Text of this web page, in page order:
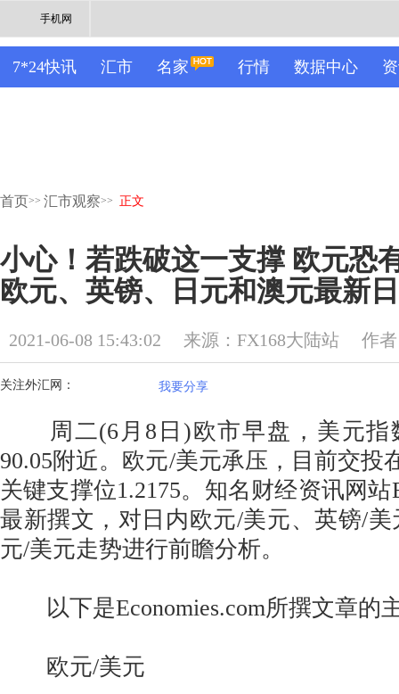
手机网
7*24快讯 汇市 名家 行情 数据中心
首页>> 汇市观察>> 正文
小心！若跌破这一支撑 欧元恐
欧元、英镑、日元和澳元最新
2021-06-08 15:43:02 来源：FX168大陆站 作
关注外汇网： 我要分享
周二(6月8日)欧市早盘，美元指
90.05附近。欧元/美元承压，目前交投
关键支撑位1.2175。知名财经资讯网站
最新撰文，对日内欧元/美元、英镑/
元/美元走势进行前瞻分析。
以下是Economies.com所撰文章的
欧元/美元